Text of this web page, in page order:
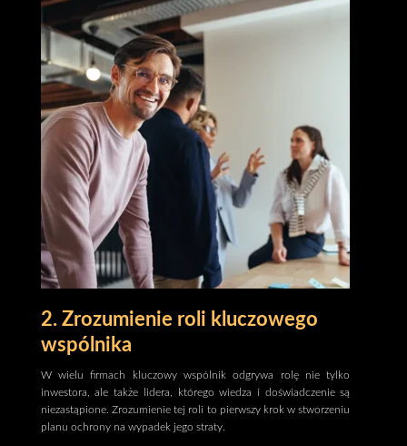
2. Zrozumienie roli kluczowego
wspólnika
W wielu firmach kluczowy wspólnik odgrywa rolę nie tylko
inwestora, ale także lidera, którego wiedza i doświadczenie są
niezastąpione. Zrozumienie tej roli to pierwszy krok w stworzeniu
planu ochrony na wypadek jego straty.